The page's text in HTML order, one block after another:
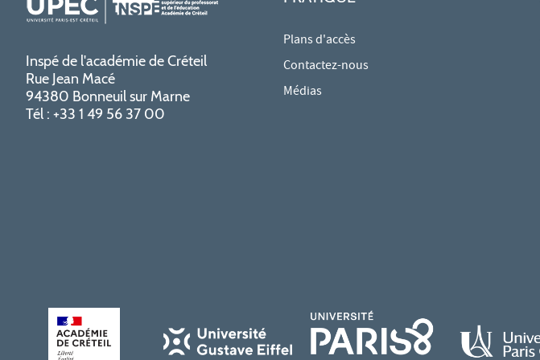
Inspé de l'académie de Créteil
Rue Jean Macé
94380 Bonneuil sur Marne
Tél : +33 1 49 56 37 00
Plans d'accès
Contactez-nous
Médias